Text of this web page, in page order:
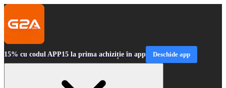
15% cu codul APP15 la prima achiziție în app Deschide app